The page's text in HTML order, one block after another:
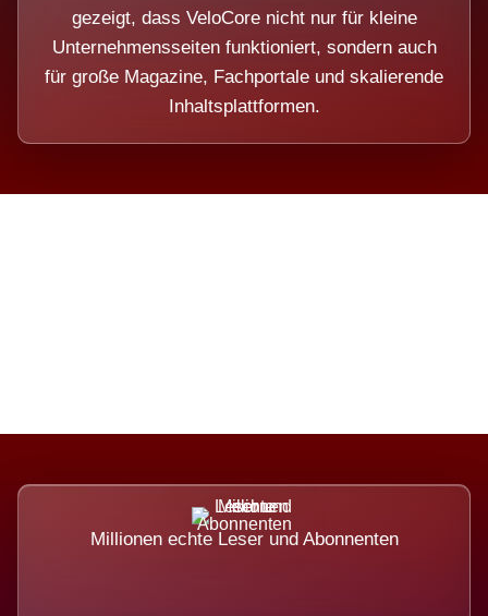
gezeigt, dass VeloCore nicht nur für kleine
Unternehmensseiten funktioniert, sondern auch
für große Magazine, Fachportale und skalierende
Inhaltsplattformen.
Millionen echte Leser und Abonnenten